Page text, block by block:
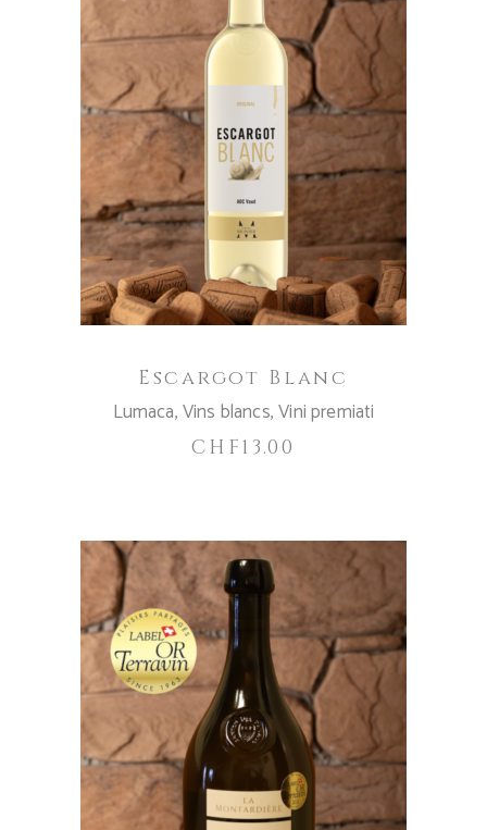
AGGIUNGI AL CARRELLO
Escargot Blanc
Lumaca,Vins blancs,Vini premiati
CHF13.00
AGGIUNGI AL CARRELLO